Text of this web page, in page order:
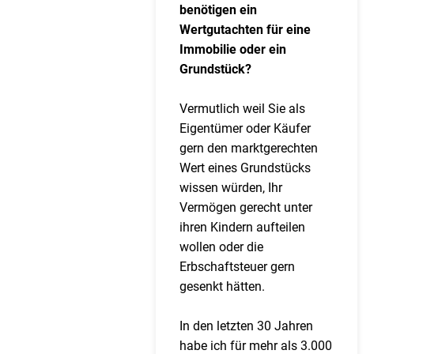
benötigen ein
Wertgutachten für eine
Immobilie oder ein
Grundstück?
Vermutlich weil Sie als
Eigentümer oder Käufer
gern den marktgerechten
Wert eines Grundstücks
wissen würden, Ihr
Vermögen gerecht unter
ihren Kindern aufteilen
wollen oder die
Erbschaftsteuer gern
gesenkt hätten.
In den letzten 30 Jahren
habe ich für mehr als 3.000